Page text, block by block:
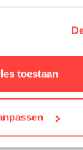
toestaan